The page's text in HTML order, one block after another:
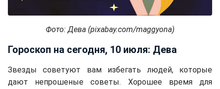
Фото: Дева (pixabay.com/maggyona)
Гороскоп на сегодня, 10 июля: Дева
Звезды советуют вам избегать людей, которые
дают непрошеные советы. Хорошее время для